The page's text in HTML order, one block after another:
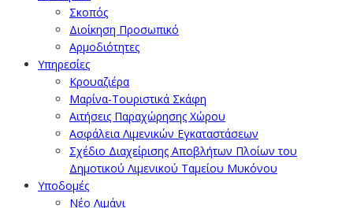
Σκοπός
Διοίκηση Προσωπικό
Αρμοδιότητες
Υπηρεσίες
Κρουαζιέρα
Μαρίνα-Τουριστικά Σκάφη
Αιτήσεις Παραχώρησης Χώρου
Ασφάλεια Λιμενικών Εγκαταστάσεων
Σχέδιο Διαχείρισης Αποβλήτων Πλοίων του
Δημοτικού Λιμενικού Ταμείου Μυκόνου
Υποδομές
Νέο Λιμάνι